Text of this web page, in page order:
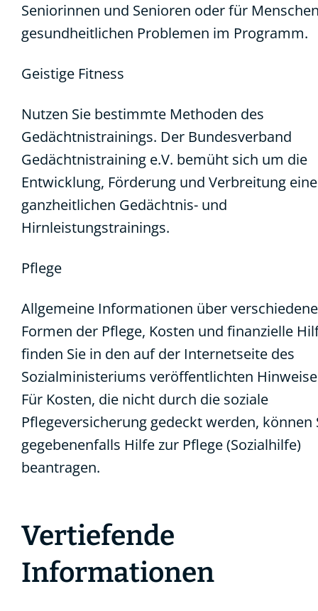
Seniorinnen und Senioren oder für
gesundheitlichen Problemen im Programm.
Geistige Fitness
Nutzen Sie bestimmte Methoden des
Gedächtnistrainings. Der Bundesverband
Gedächtnistraining e.V. bemüht sich um die
Entwicklung, Förderung und Verbreitung
ganzheitlichen Gedächtnis- und
Hirnleistungstrainings.
Pflege
Allgemeine Informationen über verschiedene
Formen der Pflege, Kosten und finanzielle
finden Sie in den auf der Internetseite des
Sozialministeriums veröffentlichten
Für Kosten, die nicht durch die soziale
Pflegeversicherung gedeckt werden, können
gegebenenfalls Hilfe zur Pflege (Sozialhilfe)
beantragen.
Vertiefende
Informationen